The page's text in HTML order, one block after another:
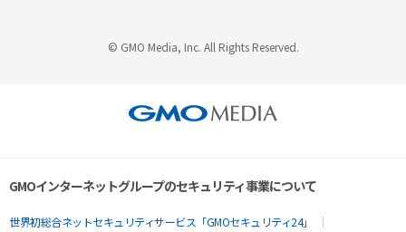
© GMO Media, Inc. All Rights Reserved.
GMOインターネットグループのセキュリティ事業について
世界初総合ネットセキュリティサービス「GMOセキュリティ24」